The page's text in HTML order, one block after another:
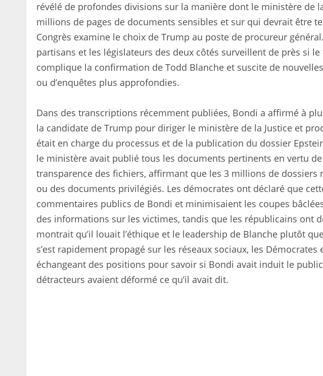
révélé de profondes divisions sur la manière dont le ministère de
millions de pages de documents sensibles et sur qui devrait être
Congrès examine le choix de Trump au poste de procureur
partisans et les législateurs des deux côtés surveillent de près si
complique la confirmation de Todd Blanche et suscite de
ou d’enquêtes plus approfondies.
Dans des transcriptions récemment publiées, Bondi a affirmé à
la candidate de Trump pour diriger le ministère de la Justice et
était en charge du processus et de la publication du dossier
le ministère avait publié tous les documents pertinents en vertu
transparence des fichiers, affirmant que les 3 millions de dossiers
ou des documents privilégiés. Les démocrates ont déclaré que
commentaires publics de Bondi et minimisaient les coupes
des informations sur les victimes, tandis que les républicains ont
montrait qu’il louait l’éthique et le leadership de Blanche plutôt
s’est rapidement propagé sur les réseaux sociaux, les Démocrates
échangeant des positions pour savoir si Bondi avait induit le
détracteurs avaient déformé ce qu’il avait dit.